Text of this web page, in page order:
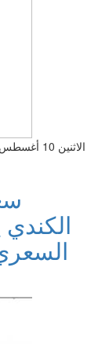
الاثنين 10 أغسطس 2026 06:42 صباحاً